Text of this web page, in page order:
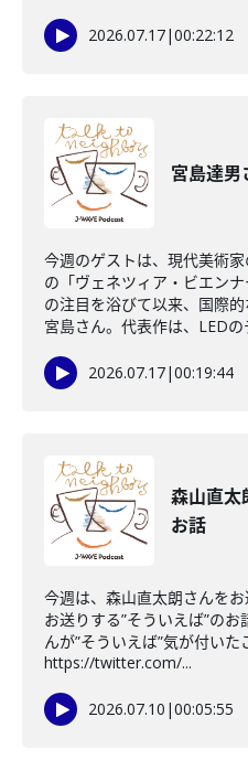
2026.07.17|00:22:12
宮島達男
今週のゲストは、現代美術
の「ヴェネツィア・ビエン
の注目を浴びて以来、国際
宮島さん。代表作は、LED
2026.07.17|00:19:44
森山直太
お話
今週は、森山直太朗さんを
お送りする”そういえば”の
んが”そういえば”気が付いた
https://twitter.com/...
2026.07.10 |00:05:55